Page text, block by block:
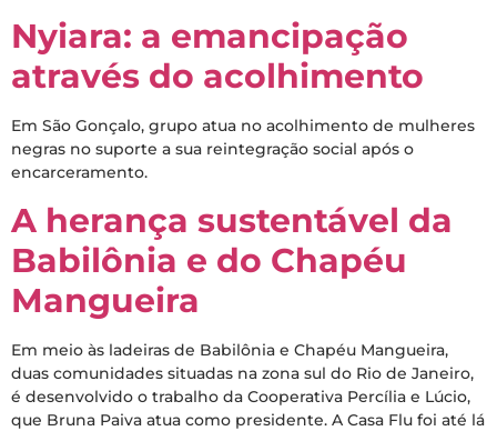
Nyiara: a emancipação
através do acolhimento
Em São Gonçalo, grupo atua no acolhimento de mulheres
negras no suporte a sua reintegração social após o
encarceramento.
A herança sustentável da
Babilônia e do Chapéu
Mangueira
Em meio às ladeiras de Babilônia e Chapéu Mangueira,
duas comunidades situadas na zona sul do Rio de Janeiro,
é desenvolvido o trabalho da Cooperativa Percília e Lúcio,
que Bruna Paiva atua como presidente. A Casa Flu foi até lá